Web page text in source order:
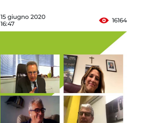
15 giugno 2020
16:47
16164